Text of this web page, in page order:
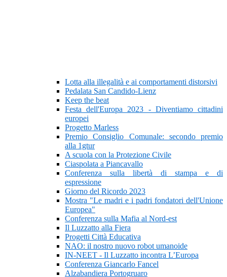
Lotta alla illegalità e ai comportamenti distorsivi
Pedalata San Candido-Lienz
Keep the beat
Festa dell'Europa 2023 - Diventiamo cittadini
europei
Progetto Marless
Premio Consiglio Comunale: secondo premio
alla 1gtur
A scuola con la Protezione Civile
Ciaspolata a Piancavallo
Conferenza sulla libertà di stampa e di
espressione
Giorno del Ricordo 2023
Mostra "Le madri e i padri fondatori dell'Unione
Europea"
Conferenza sulla Mafia al Nord-est
Il Luzzatto alla Fiera
Progetti Città Educativa
NAO: il nostro nuovo robot umanoide
IN-NEET - Il Luzzatto incontra L’Europa
Conferenza Giancarlo Fancel
Alzabandiera Portogruaro